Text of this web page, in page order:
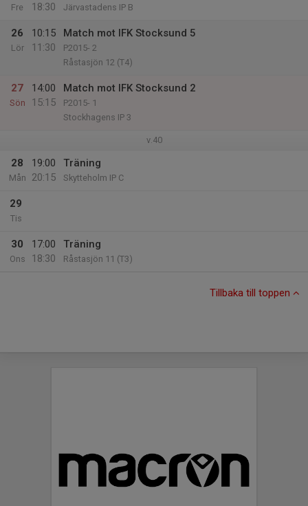
Fre
18:30
Järvastadens IP B
26
Lör
10:15
11:30
Match mot IFK Stocksund 5
P2015- 2
Råstasjön 12 (T4)
27
Sön
14:00
15:15
Match mot IFK Stocksund 2
P2015- 1
Stockhagens IP 3
v.40
28
Mån
19:00
20:15
Träning
Skytteholm IP C
29
Tis
30
Ons
17:00
18:30
Träning
Råstasjön 11 (T3)
Tillbaka till toppen